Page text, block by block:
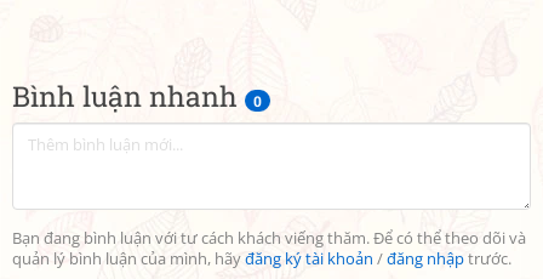
Bình luận nhanh 0
Bạn đang bình luận với tư cách khách viếng thăm. Để có thể theo dõi và
quản lý bình luận của mình, hãyđăng ký tài khoản /đăng nhậptrước.